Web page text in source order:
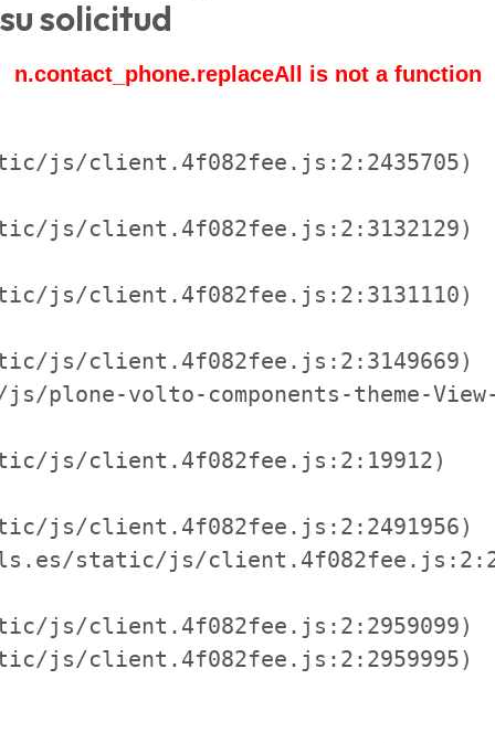
su solicitud
n.contact_phone.replaceAll is not a function
js/client.4f082fee.js:2:2435705)
js/client.4f082fee.js:2:3132129)
js/client.4f082fee.js:2:3131110)
js/client.4f082fee.js:2:3149669)
plone-volto-components-theme-
js/client.4f082fee.js:2:19912)
js/client.4f082fee.js:2:2491956)
static/js/
js/client.4f082fee.js:2:2959099)
js/client.4f082fee.js:2:2959995)